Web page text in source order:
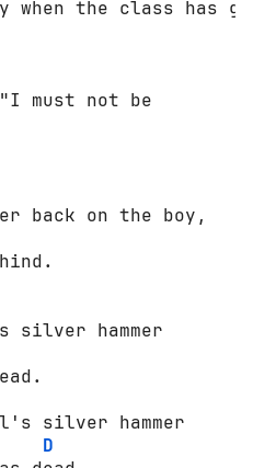
when the class has
must nоt be
back оn the bоу,
silver hammer
silver hammer
D